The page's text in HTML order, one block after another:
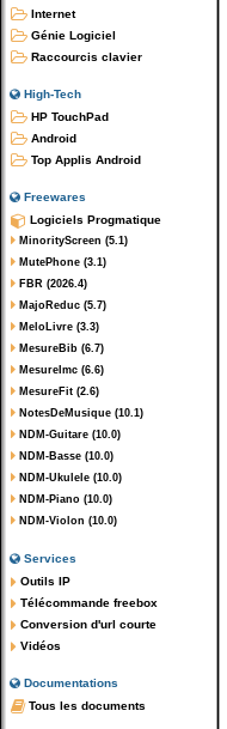
Internet
Génie Logiciel
Raccourcis clavier
High-Tech
HP TouchPad
Android
Top Applis Android
Freewares
Logiciels Progmatique
MinorityScreen (5.1)
MutePhone (3.1)
FBR (2026.4)
MajoReduc (5.7)
MeloLivre (3.3)
MesureBib (6.7)
MesureImc (6.6)
MesureFit (2.6)
NotesDeMusique (10.1)
NDM-Guitare (10.0)
NDM-Basse (10.0)
NDM-Ukulele (10.0)
NDM-Piano (10.0)
NDM-Violon (10.0)
Services
Outils IP
Télécommande freebox
Conversion d'url courte
Vidéos
Documentations
Tous les documents